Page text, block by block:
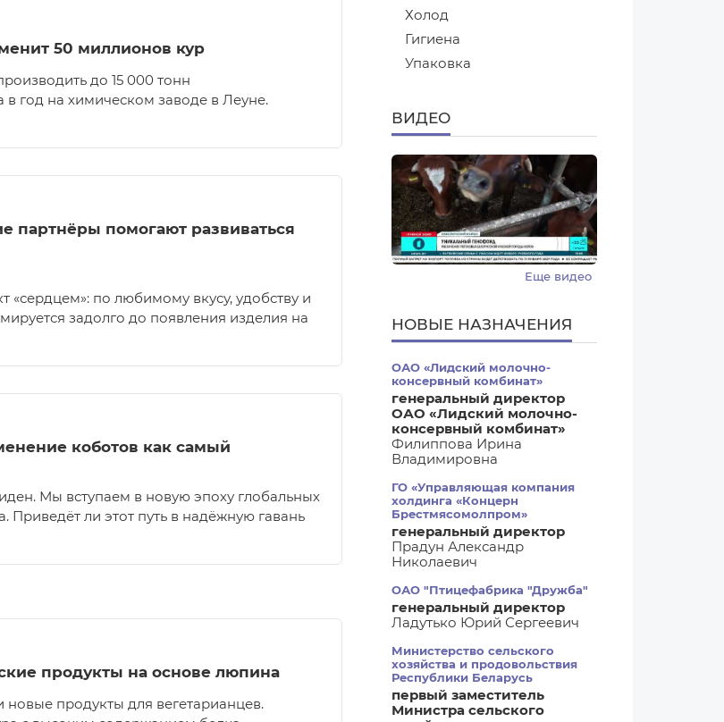
50 миллионов кур
до 15 000 тонн
год на химическом заводе в Леуне.
партнёры помогают развиваться
по любимому вкусу, удобству и
задолго до появления изделия на
коботов как самый
Мы вступаем в новую эпоху глобальных
Приведёт ли этот путь в надёжную гавань
продукты на основе люпина
продукты для вегетарианцев.
Холод
Гигиена
Упаковка
ВИДЕО
Еще видео
НОВЫЕ НАЗНАЧЕНИЯ
ОАО «Лидский молочно-
консервный комбинат»
генеральный директор
ОАО «Лидский молочно-
консервный комбинат»
Филиппова Ирина
Владимировна
ГО «Управляющая компания
холдинга «Концерн
Брестмясомолпром»
генеральный директор
Прадун Александр
Николаевич
ОАО "Птицефабрика "Дружба"
генеральный директор
Ладутько Юрий Сергеевич
Министерство сельского
хозяйства и продовольствия
Республики Беларусь
первый заместитель
Министра сельского